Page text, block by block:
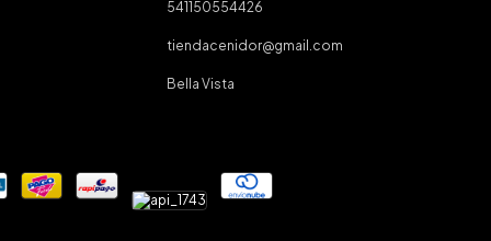
541150554426
tiendacenidor@gmail.com
Bella Vista